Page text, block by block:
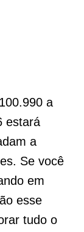
a
estará
a
Se você
em
esse
tudo o